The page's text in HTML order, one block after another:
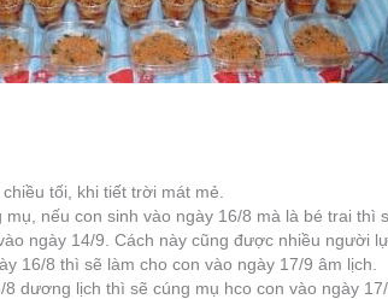
tối, khi tiết trời mát mẻ.
nếu con sinh vào ngày 16/8 mà là bé trai thì
ngày 14/9. Cách này cũng được nhiều người
16/8 thì sẽ làm cho con vào ngày 17/9 âm lịch.
dương lịch thì sẽ cúng mụ hco con vào ngày